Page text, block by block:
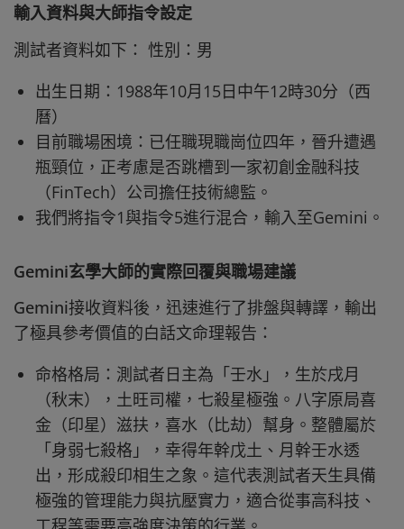
輸入資料與大師指令設定
測試者資料如下： 性別：男
出生日期：1988年10月15日中午12時30分（西
曆）
目前職場困境：已任職現職崗位四年，晉升遭遇
瓶頸位，正考慮是否跳槽到一家初創金融科技
（FinTech）公司擔任技術總監。
我們將指令1與指令5進行混合，輸入至Gemini。
Gemini玄學大師的實際回覆與職場建議
Gemini接收資料後，迅速進行了排盤與轉譯，輸出
了極具參考價值的白話文命理報告：
命格格局：測試者日主為「壬水」，生於戌月
（秋末），土旺司權，七殺星極強。八字原局喜
金（印星）滋扶，喜水（比劫）幫身。整體屬於
「身弱七殺格」，幸得年幹戊土、月幹壬水透
出，形成殺印相生之象。這代表測試者天生具備
極強的管理能力與抗壓實力，適合從事高科技、